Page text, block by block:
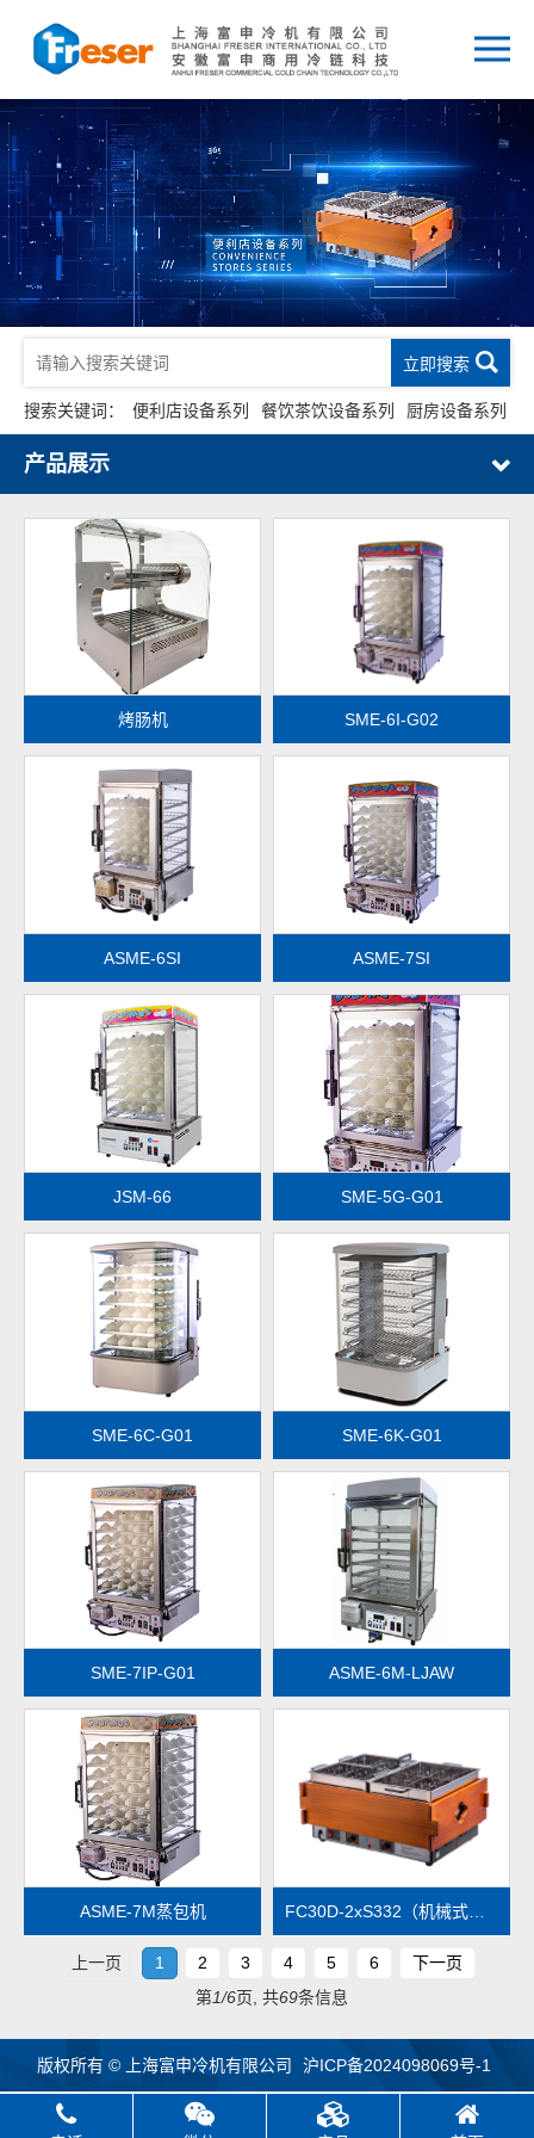
立即搜索
搜索关键词： 便利店设备系列 餐饮茶饮设备系列 厨房设备系列
产品展示
查看更多
烤肠机
查看更多
SME-6I-G02
查看更多
ASME-6SI
查看更多
ASME-7SI
查看更多
JSM-66
查看更多
SME-5G-G01
查看更多
SME-6C-G01
查看更多
SME-6K-G01
查看更多
SME-7IP-G01
查看更多
ASME-6M-LJAW
查看更多
ASME-7M蒸包机
查看更多
上一页 1 2 3 4 5 6
下一页
第1/6页, 共69条信息
版权所有 © 上海富申冷机有限公司 沪ICP备2024098069号-1